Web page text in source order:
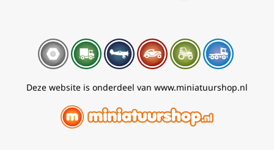
Deze website is onderdeel van www.miniatuurshop.nl